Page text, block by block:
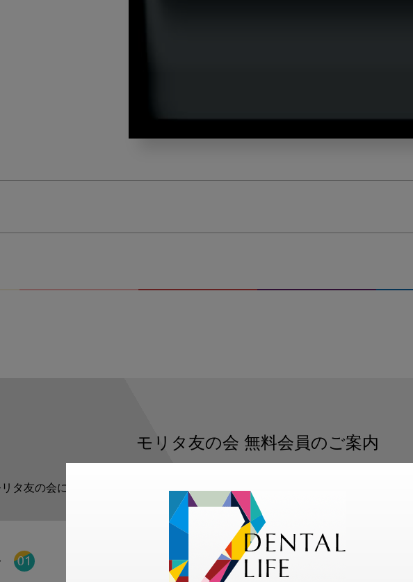
モリタ友の会 無料会員のご案内
リタ友の会に登録いただくと、デンタルライフデザインをもっと便利にご利用い
メリット